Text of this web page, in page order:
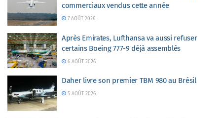
commerciaux vendus cette année
7 AOÛT 2026
Après Emirates, Lufthansa va aussi refuser
certains Boeing 777-9 déjà assemblés
6 AOÛT 2026
Daher livre son premier TBM 980 au Brésil
5 AOÛT 2026